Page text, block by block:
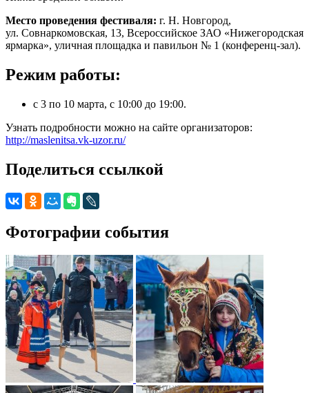
Место проведения фестиваля: г. Н. Новгород,
ул. Совнаркомовская, 13, Всероссийское ЗАО «Нижегородская
ярмарка», уличная площадка и павильон № 1 (конференц-зал).
Режим работы:
с 3 по 10 марта, с 10:00 до 19:00.
Узнать подробности можно на сайте организаторов:
http://maslenitsa.vk-uzor.ru/
Поделиться ссылкой
Фотографии события